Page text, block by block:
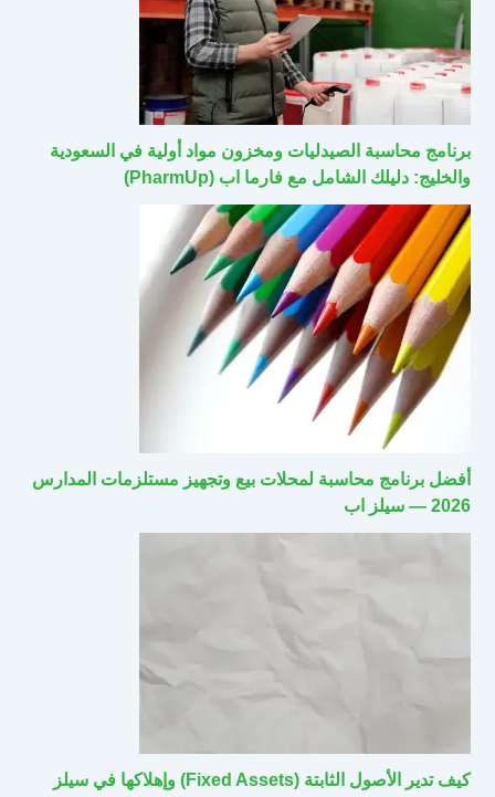
برنامج محاسبة الصيدليات ومخزون مواد أولية في السعودية
والخليج: دليلك الشامل مع فارما اب (PharmUp)
أفضل برنامج محاسبة لمحلات بيع وتجهيز مستلزمات المدارس
2026 — سيلز اب
كيف تدير الأصول الثابتة (Fixed Assets) وإهلاكها في سيلز